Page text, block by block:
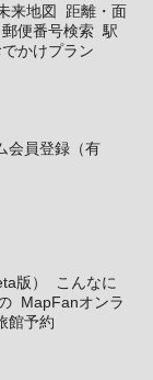
来地図
距離・面
郵便番号検索 駅
でかけプラン
会員登録（有
版）
こんなに
MapFanオンラ
館予約